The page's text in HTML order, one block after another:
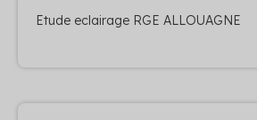
Etude eclairage RGE ALLOUAGNE